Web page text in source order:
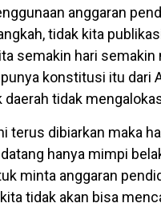
anggaran
tidak kita
semakin hari
konstitusi itu dari
daerah tidak
terus dibiarkan maka
hanya mimpi
minta anggaran
tidak akan bisa